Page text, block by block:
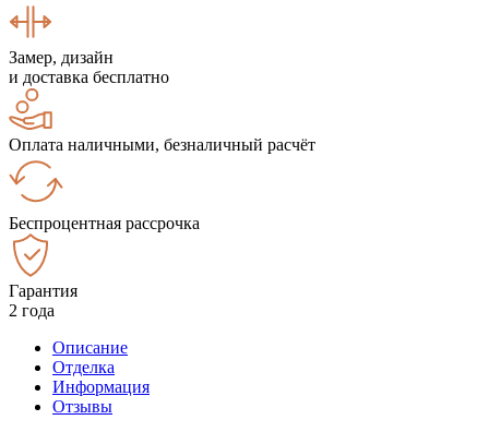
Замер, дизайн
и доставка бесплатно
Оплата наличными, безналичный расчёт
Беспроцентная рассрочка
Гарантия
2 года
Описание
Отделка
Информация
Отзывы